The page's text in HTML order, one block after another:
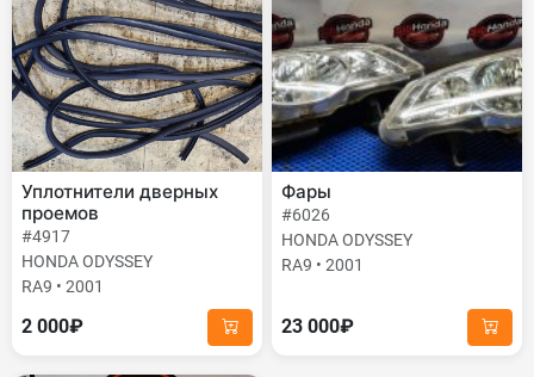
Уплотнители дверных
проемов
#4917
HONDA ODYSSEY
RA9 • 2001
2 000₽
Фары
#6026
HONDA ODYSSEY
RA9 • 2001
23 000₽